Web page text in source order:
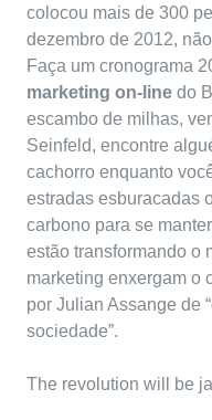
colocou mais de 300
dezembro de 2012,
Faça um cronograma
marketing on-line do
escambo de milhas,
Seinfeld, encontre
cachorro enquanto
estradas esburacadas
carbono para se
estão transformando o
marketing enxergam o
por Julian Assange de
sociedade”.
The revolution will be